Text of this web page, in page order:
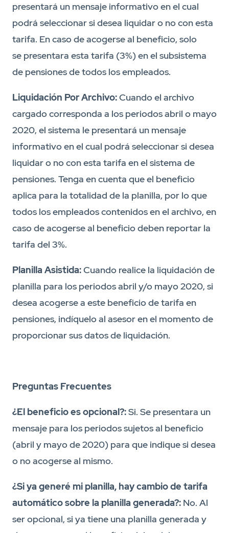
presentará un mensaje informativo en el cual
podrá seleccionar si desea liquidar o no con esta
tarifa. En caso de acogerse al beneficio, solo
se presentara esta tarifa (3%) en el subsistema
de pensiones de todos los empleados.
Liquidación Por Archivo:Cuando el archivo
cargado corresponda a los periodos abril o mayo
2020, el sistema le presentará un mensaje
informativo en el cual podrá seleccionar si desea
liquidar o no con esta tarifa en el sistema de
pensiones. Tenga en cuenta que el beneficio
aplica para la totalidad de la planilla, por lo que
todos los empleados contenidos en el archivo, en
caso de acogerse al beneficio deben reportar la
tarifa del 3%.
Planilla Asistida:Cuando realice la liquidación de
planilla para los periodos abril y/o mayo 2020, si
desea acogerse a este beneficio de tarifa en
pensiones, indíquelo al asesor en el momento de
proporcionar sus datos de liquidación.
Preguntas Frecuentes
¿El beneficio es opcional?:Si. Se presentara un
mensaje para los periodos sujetos al beneficio
(abril y mayo de 2020) para que indique si desea
o no acogerse al mismo.
¿Si ya generé mi planilla, hay cambio de tarifa
automático sobre la planilla generada?: No. Al
ser opcional, si ya tiene una planilla generada y